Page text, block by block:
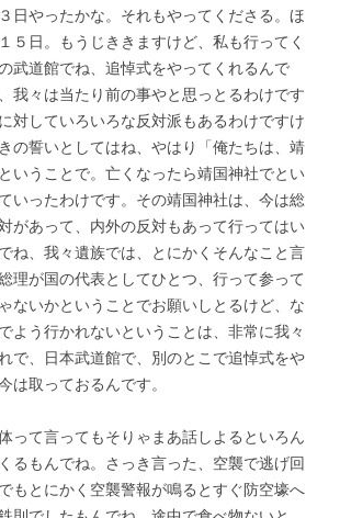
日やったかな。それもやってくださる。ほ
５日。もうじききますけど、私も行ってく
武道館でね、追悼式をやってくれるんで
我々は当たり前の事やと思っとるわけです
対していろいろな反対派もあるわけですけ
の誓いとしてはね、やはり「俺たちは、靖
いうことで。亡くなったら靖国神社でとい
いったわけです。その靖国神社は、今は総
があって、内外の反対もあって行ってはい
ね、我々遺族では、とにかくそんなこと言
理が国の代表としてひとつ、行って参って
ないかということでお願いしとるけど、な
よう行かれないということは、非常に我々
で、日本武道館で、別のとこで追悼式をや
は取っておるんです。
って言ってもそりゃまあ話しよるといろん
るもんでね。さっき言った、空襲で逃げ回
もとにかく空襲警報が鳴るとすぐ防空壕へ